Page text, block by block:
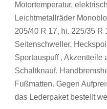
Motortemperatur,
Leichtmetallräder
205/40 R 17, hi. 225/35 R
Seitenschweller,
Sportauspuff , Akzentteile
Schaltknauf,
Fußmatten. Gegen
das Lederpaket bestellt